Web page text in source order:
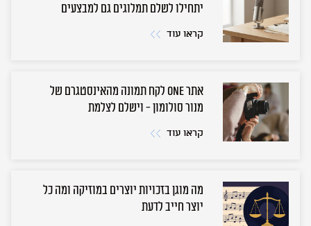
יתחילו לשלם תמלוגים גם למבצעים
קראו עוד
אתר ONE לקח תמונה מהאינסטגרם של
מנור סולומון - וישלם לצלמת
קראו עוד
מה מוגן בזכויות יוצרים במוזיקה ומה כל
יוצר חייב לדעת